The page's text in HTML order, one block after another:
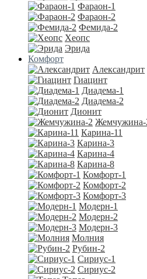
Фараон-1
Фараон-2
Фемида-2
Хеопс
Эрида
Комфорт
Алекcандрит
Гиацинт
Диадема-1
Диадема-2
Дионит
Жемчужина-
Карина-11
Карина-3
Карина-4
Карина-8
Комфорт-1
Комфорт-2
Комфорт-3
Модерн-1
Модерн-2
Модерн-3
Молния
Рубин-2
Сириус-1
Сириус-2